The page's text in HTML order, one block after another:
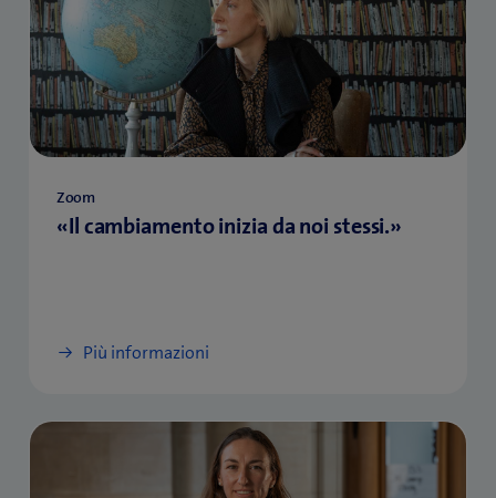
Zoom
«Il cambiamento inizia da noi stessi.»
Più informazioni